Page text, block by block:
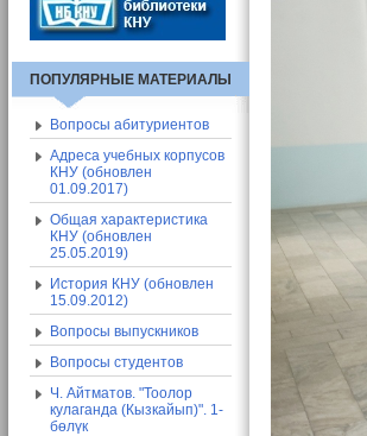
ПОПУЛЯРНЫЕ МАТЕРИАЛЫ
Вопросы абитуриентов
Адреса учебных корпусов
КНУ (обновлен
01.09.2017)
Общая характеристика
КНУ (обновлен
25.05.2019)
История КНУ (обновлен
15.09.2012)
Вопросы выпускников
Вопросы студентов
Ч. Айтматов. "Тоолор
кулаганда (Кызкайып)". 1-
бөлүк